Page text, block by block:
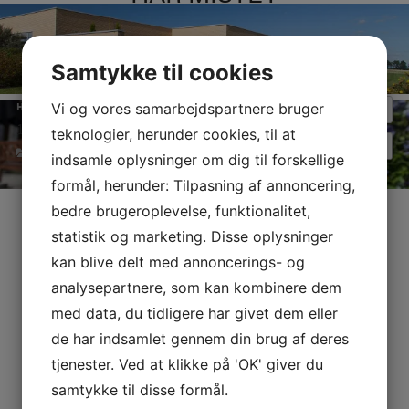
HVORNÅR:
11. august 2026 kl. 17:00 – 19:00 Repeats
BEGIVENHEDER
INDLÆGSNAVIGATION
Samtykke til cookies
Vi og vores samarbejdspartnere bruger
teknologier, herunder cookies, til at
indsamle oplysninger om dig til forskellige
formål, herunder: Tilpasning af annoncering,
bedre brugeroplevelse, funktionalitet,
statistik og marketing. Disse oplysninger
kan blive delt med annoncerings- og
analysepartnere, som kan kombinere dem
med data, du tidligere har givet dem eller
de har indsamlet gennem din brug af deres
tjenester. Ved at klikke på 'OK' giver du
samtykke til disse formål.